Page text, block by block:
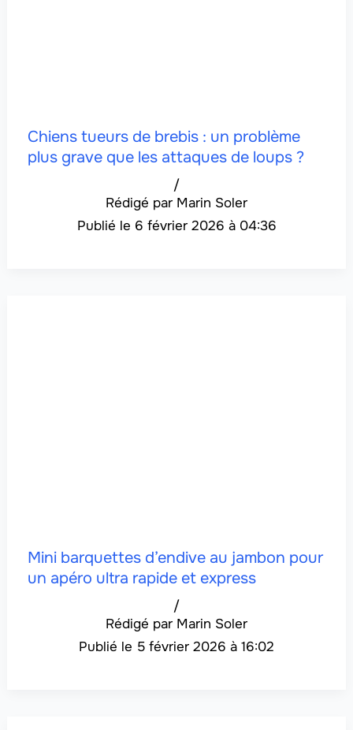
Chiens tueurs de brebis : un problème
plus grave que les attaques de loups ?
Marin Soler
/
6 février 2026 à 04:36
Mini barquettes d’endive au jambon pour
un apéro ultra rapide et express
Marin Soler
/
5 février 2026 à 16:02